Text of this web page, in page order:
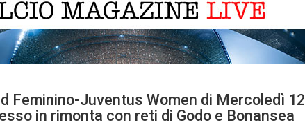
Feminino-Juventus Women di Mercoledì 12
in rimonta con reti di Godo e Bonansea